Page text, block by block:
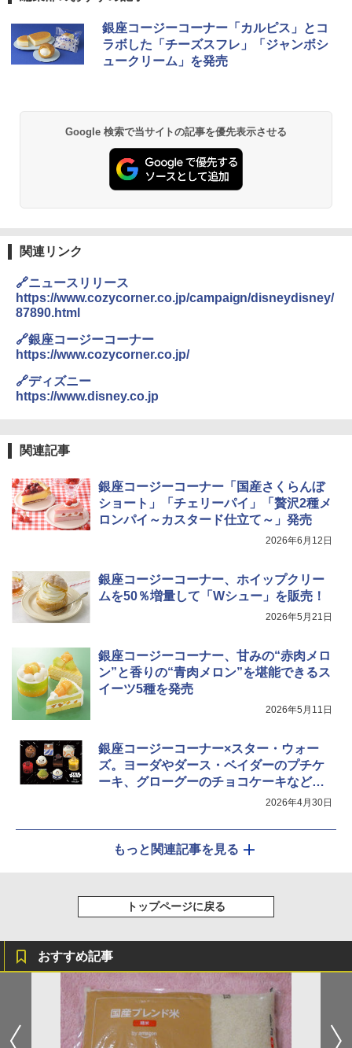
銀座コージーコーナー「カルピス」とコ
ラボした「チーズスフレ」「ジャンボシ
ュークリーム」を発売
Google 検索で当サイトの記事を優先表示させる
関連リンク
🔗ニュースリリース
https://www.cozycorner.co.jp/campaign/disneydisney/
87890.html
🔗銀座コージーコーナー
https://www.cozycorner.co.jp/
🔗ディズニー
https://www.disney.co.jp
関連記事
銀座コージーコーナー「国産さくらんぼ
ショート」「チェリーパイ」「贅沢2種メ
ロンパイ～カスタード仕立て～」発売
2026年6月12日
銀座コージーコーナー、ホイップクリー
ムを50％増量して「Wシュー」を販売！
2026年5月21日
銀座コージーコーナー、甘みの“赤肉メロ
ン”と香りの“青肉メロン”を堪能できるス
イーツ5種を発売
2026年5月11日
銀座コージーコーナー×スター・ウォー
ズ。ヨーダやダース・ベイダーのプチケ
ーキ、グローグーのチョコケーキなど発
2026年4月30日
もっと関連記事を見る
トップページに戻る
おすすめ記事